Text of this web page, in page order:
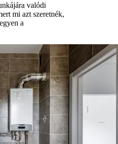
valódi
mi azt szeretnék,
a